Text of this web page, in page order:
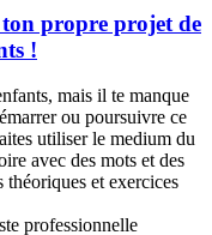
propre projet de
!
mais il te manque
ou poursuivre ce
utiliser le medium du
avec des mots et des
et exercices